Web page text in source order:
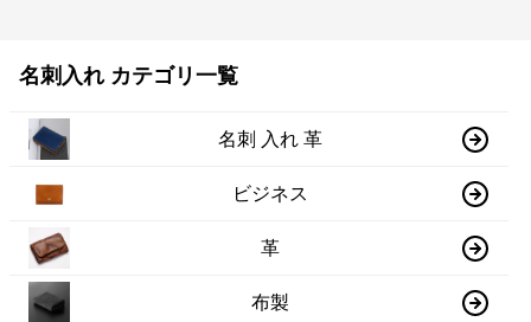
名刺入れ カテゴリ一覧
名刺 入れ 革
ビジネス
革
布製